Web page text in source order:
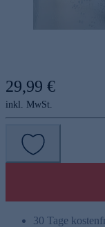
29,99 €
inkl. MwSt.
30 Tage